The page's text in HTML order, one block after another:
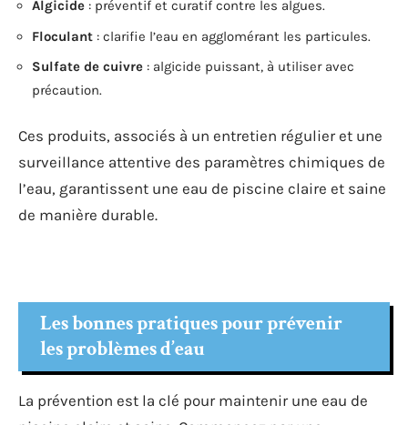
Algicide : préventif et curatif contre les algues.
Floculant : clarifie l’eau en agglomérant les particules.
Sulfate de cuivre : algicide puissant, à utiliser avec
précaution.
Ces produits, associés à un entretien régulier et une
surveillance attentive des paramètres chimiques de
l’eau, garantissent une eau de piscine claire et saine
de manière durable.